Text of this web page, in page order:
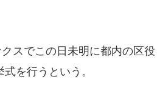
スでこの日未明に都内の区役
を行うという。